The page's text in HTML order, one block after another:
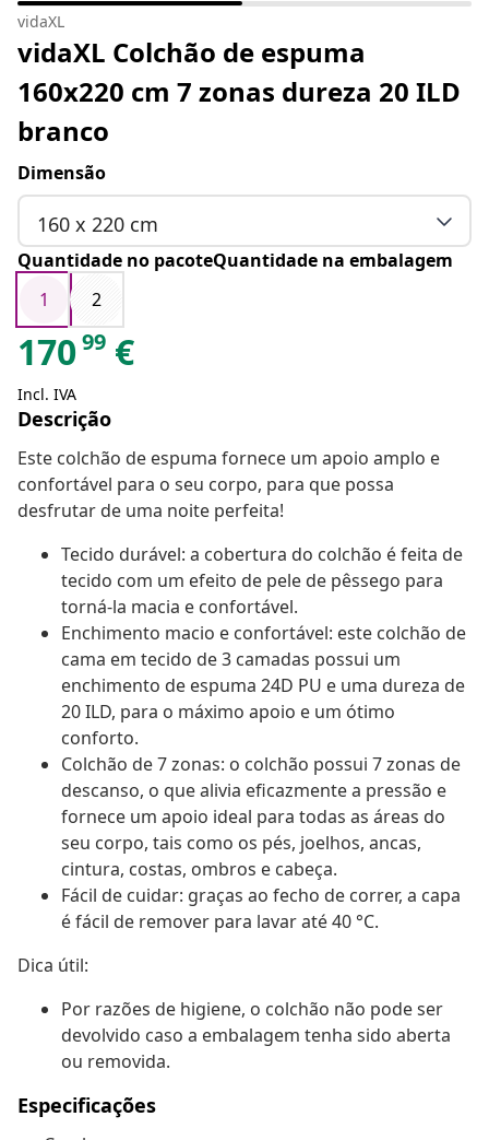
vidaXL
vidaXL Colchão de espuma
160x220 cm 7 zonas dureza 20 ILD
branco
Dimensão
160 x 220 cm
Quantidade no pacoteQuantidade na embalagem
1
2
17099 €
Incl. IVA
Descrição
Este colchão de espuma fornece um apoio amplo e
confortável para o seu corpo, para que possa
desfrutar de uma noite perfeita!
Tecido durável: a cobertura do colchão é feita de
tecido com um efeito de pele de pêssego para
torná-la macia e confortável.
Enchimento macio e confortável: este colchão de
cama em tecido de 3 camadas possui um
enchimento de espuma 24D PU e uma dureza de
20 ILD, para o máximo apoio e um ótimo
conforto.
Colchão de 7 zonas: o colchão possui 7 zonas de
descanso, o que alivia eficazmente a pressão e
fornece um apoio ideal para todas as áreas do
seu corpo, tais como os pés, joelhos, ancas,
cintura, costas, ombros e cabeça.
Fácil de cuidar: graças ao fecho de correr, a capa
é fácil de remover para lavar até 40 °C.
Dica útil:
Por razões de higiene, o colchão não pode ser
devolvido caso a embalagem tenha sido aberta
ou removida.
Especificações